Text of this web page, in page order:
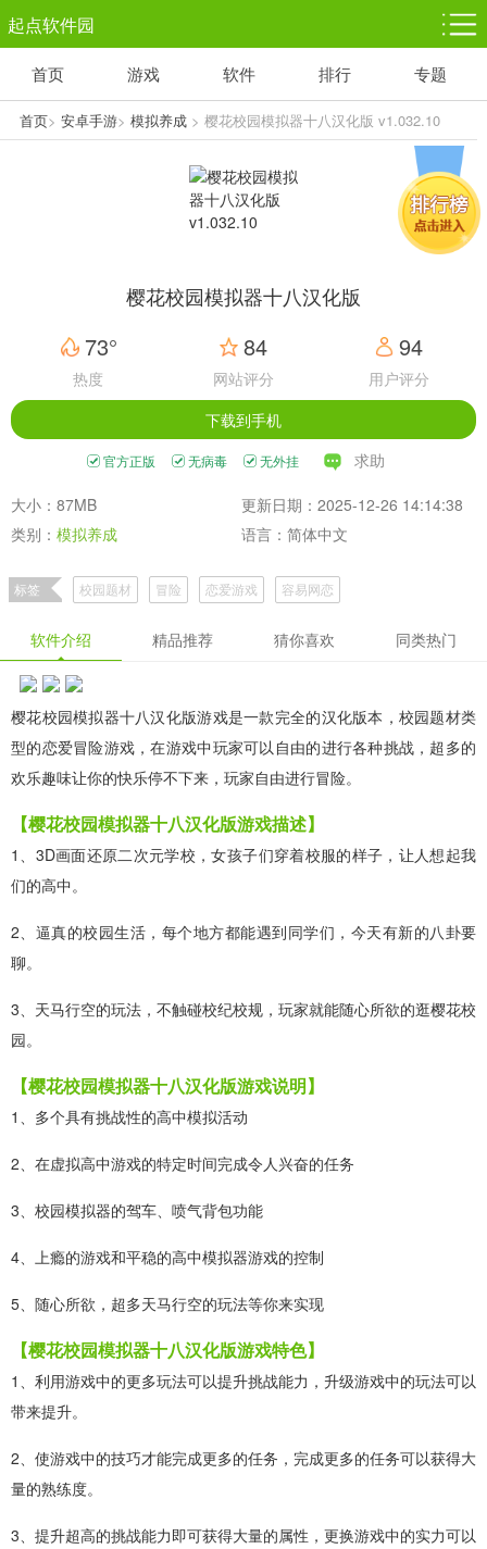
起点软件园
塔防游戏
1千+款游戏
休闲益智
1万+款游戏
体育竞技
5百+款游戏
赛车竞速
3百+款游戏
动作射击
3百+款游戏
首页 游戏 软件 排行 专题
首页> 安卓手游> 模拟养成> 樱花校园模拟器十八汉化版 v1.032.10
樱花校园模拟器十八汉化版
73°
热度
84
网站评分
94
用户评分
下载到手机
官方正版 无病毒 无外挂 求助
大小：87MB
更新日期：2025-12-26 14:14:38
类别： 模拟养成 语言：简体中文
标签 校园题材 冒险 恋爱游戏
容易网恋
软件介绍 精品推荐 猜你喜欢 同类热门
樱花校园模拟器十八汉化版游戏是一款完全的汉化版本，校园题材类
型的恋爱冒险游戏，在游戏中玩家可以自由的进行各种挑战，超多的
欢乐趣味让你的快乐停不下来，玩家自由进行冒险。
【樱花校园模拟器十八汉化版游戏描述】
1、3D画面还原二次元学校，女孩子们穿着校服的样子，让人想起我
们的高中。
2、逼真的校园生活，每个地方都能遇到同学们，今天有新的八卦要
聊。
3、天马行空的玩法，不触碰校纪校规，玩家就能随心所欲的逛樱花校
园。
【樱花校园模拟器十八汉化版游戏说明】
1、多个具有挑战性的高中模拟活动
2、在虚拟高中游戏的特定时间完成令人兴奋的任务
3、校园模拟器的驾车、喷气背包功能
4、上瘾的游戏和平稳的高中模拟器游戏的控制
5、随心所欲，超多天马行空的玩法等你来实现
【樱花校园模拟器十八汉化版游戏特色】
1、利用游戏中的更多玩法可以提升挑战能力，升级游戏中的玩法可以
带来提升。
2、使游戏中的技巧才能完成更多的任务，完成更多的任务可以获得大
量的熟练度。
3、提升超高的挑战能力即可获得大量的属性，更换游戏中的实力可以